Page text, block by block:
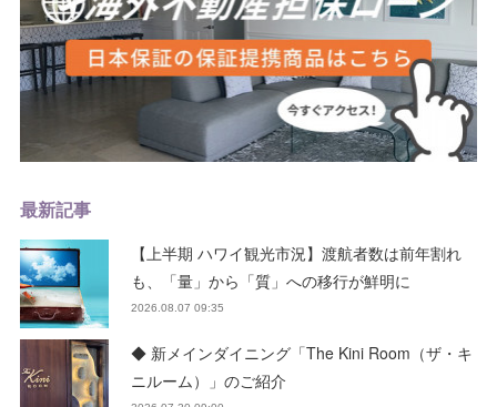
最新記事
【上半期 ハワイ観光市況】渡航者数は前年割れ
も、「量」から「質」への移行が鮮明に
2026.08.07 09:35
◆ 新メインダイニング「The Kini Room（ザ・キ
ニルーム）」のご紹介